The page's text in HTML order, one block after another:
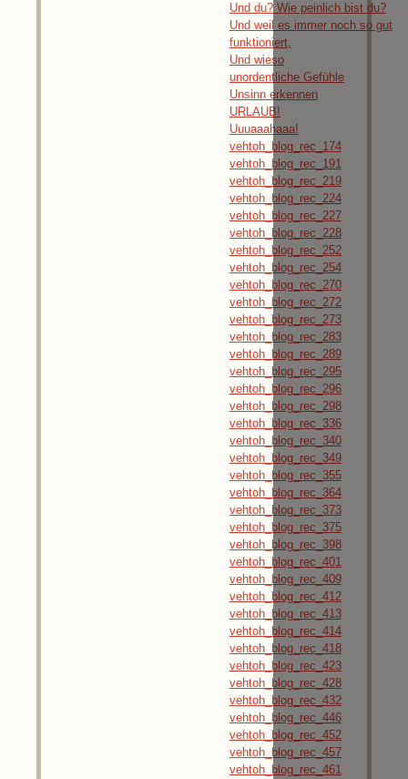
Und du? Wie peinlich bist du?
Und weil es immer noch so gut
funktioniert,
Und wieso
unordentliche Gefühle
Unsinn erkennen
URLAUB!
Uuuaaahaaa!
vehtoh_blog_rec_174
vehtoh_blog_rec_191
vehtoh_blog_rec_219
vehtoh_blog_rec_224
vehtoh_blog_rec_227
vehtoh_blog_rec_228
vehtoh_blog_rec_252
vehtoh_blog_rec_254
vehtoh_blog_rec_270
vehtoh_blog_rec_272
vehtoh_blog_rec_273
vehtoh_blog_rec_283
vehtoh_blog_rec_289
vehtoh_blog_rec_295
vehtoh_blog_rec_296
vehtoh_blog_rec_298
vehtoh_blog_rec_336
vehtoh_blog_rec_340
vehtoh_blog_rec_349
vehtoh_blog_rec_355
vehtoh_blog_rec_364
vehtoh_blog_rec_373
vehtoh_blog_rec_375
vehtoh_blog_rec_398
vehtoh_blog_rec_401
vehtoh_blog_rec_409
vehtoh_blog_rec_412
vehtoh_blog_rec_413
vehtoh_blog_rec_414
vehtoh_blog_rec_418
vehtoh_blog_rec_423
vehtoh_blog_rec_428
vehtoh_blog_rec_432
vehtoh_blog_rec_446
vehtoh_blog_rec_452
vehtoh_blog_rec_457
vehtoh_blog_rec_461